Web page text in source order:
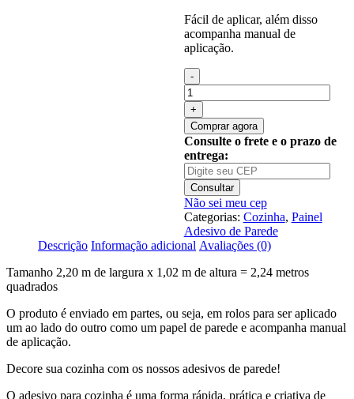
Fácil de aplicar, além disso
acompanha manual de
aplicação.
Quantidade
de
Painel
Adesivo
Cozinha
Pizza
Massas
Pizzaria
M53
Comprar agora
Consulte o frete e o prazo de
entrega:
Consultar
Não sei meu cep
Categorias: Cozinha, Painel
Adesivo de Parede
Descrição Informação adicional Avaliações (0)
Tamanho 2,20 m de largura x 1,02 m de altura = 2,24 metros
quadrados
O produto é enviado em partes, ou seja, em rolos para ser aplicado
um ao lado do outro como um papel de parede e acompanha manual
de aplicação.
Decore sua cozinha com os nossos adesivos de parede!
O adesivo para cozinha é uma forma rápida, prática e criativa de